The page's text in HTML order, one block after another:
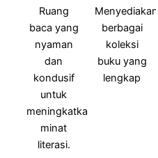
Ruang
baca yang
nyaman
dan
kondusif
untuk
meningkatkan
minat
literasi.
Menyediakan
berbagai
koleksi
buku yang
lengkap